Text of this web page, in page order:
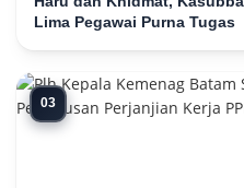
Lima Pegawai Purna Tugas
03